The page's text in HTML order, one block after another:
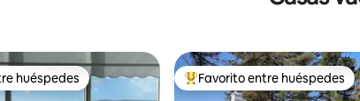
preferido
huéspedes Favorito entre huéspedes
Favorito entre huéspedes